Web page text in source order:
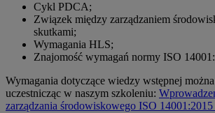
Cykl PDCA;
Związek między zarządzaniem
skutkami;
Wymagania HLS;
Znajomość wymagań normy ISO
Wymagania dotyczące wiedzy wstępnej można
uczestnicząc w naszym szkoleniu:
zarządzania środowiskowego ISO